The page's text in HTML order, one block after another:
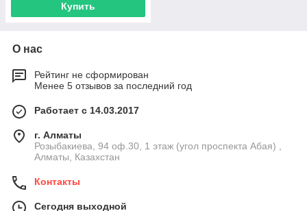
Купить
О нас
Рейтинг не сформирован
Менее 5 отзывов за последний год
Работает с 14.03.2017
г. Алматы
Розыбакиева, 94 оф.30, 1 этаж (угол проспекта Абая) ,
Алматы, Казахстан
Контакты
Сегодня выходной